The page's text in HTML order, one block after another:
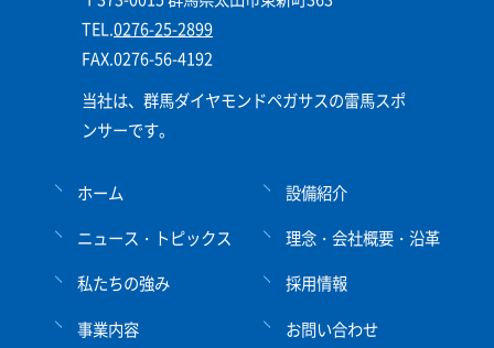
TEL.0276-25-2899
FAX.0276-56-4192
当社は、群馬ダイヤモンドペガサスの雷馬スポ
ンサーです。
ホーム
ニュース・トピックス
私たちの強み
事業内容
設備紹介
理念・会社概要・沿革
採用情報
お問い合わせ